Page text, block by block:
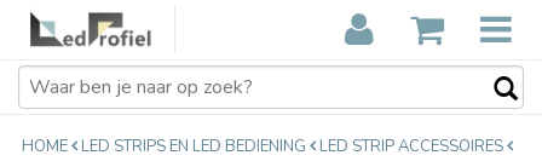
Voedingsconnector voor COB
RGB+Dual White Led Strips |
Soldeervrij
€4,59
HOME LED STRIPS EN LED BEDIENING
LED STRIP ACCESSOIRES